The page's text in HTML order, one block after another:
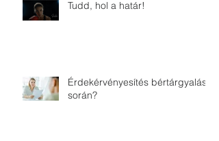
Tudd, hol a határ!
Érdekérvényesítés bértárgyalás
során?